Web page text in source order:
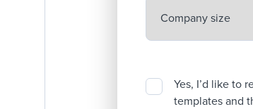
Yes, I’d like to
templates and